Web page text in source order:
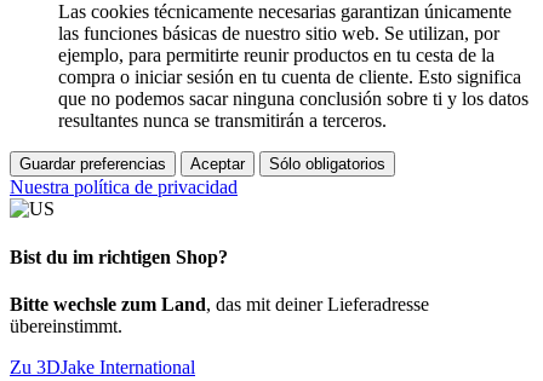
Las cookies técnicamente necesarias garantizan únicamente
las funciones básicas de nuestro sitio web. Se utilizan, por
ejemplo, para permitirte reunir productos en tu cesta de la
compra o iniciar sesión en tu cuenta de cliente. Esto significa
que no podemos sacar ninguna conclusión sobre ti y los datos
resultantes nunca se transmitirán a terceros.
Guardar preferencias Aceptar Sólo obligatorios
Nuestra política de privacidad
Bist du im richtigen Shop?
Bitte wechsle zum Land, das mit deiner Lieferadresse
übereinstimmt.
Zu 3DJake International